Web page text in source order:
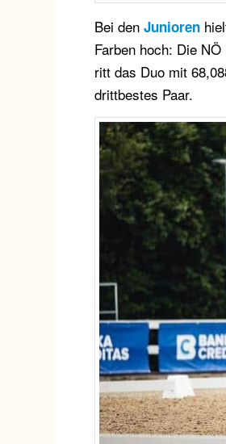
Bei denJunioren
Farben hoch: Die
ritt das Duo mit
drittbestes Paar.